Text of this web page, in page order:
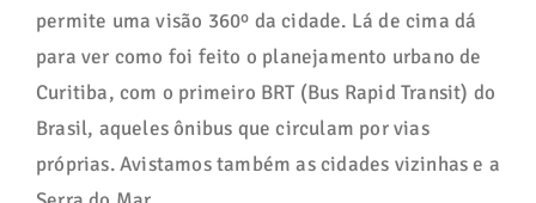
permite uma visão 360º da cidade. Lá de cima dá
para ver como foi feito o planejamento urbano de
Curitiba, com o primeiro BRT (Bus Rapid Transit) do
Brasil, aqueles ônibus que circulam por vias
próprias. Avistamos também as cidades vizinhas e a